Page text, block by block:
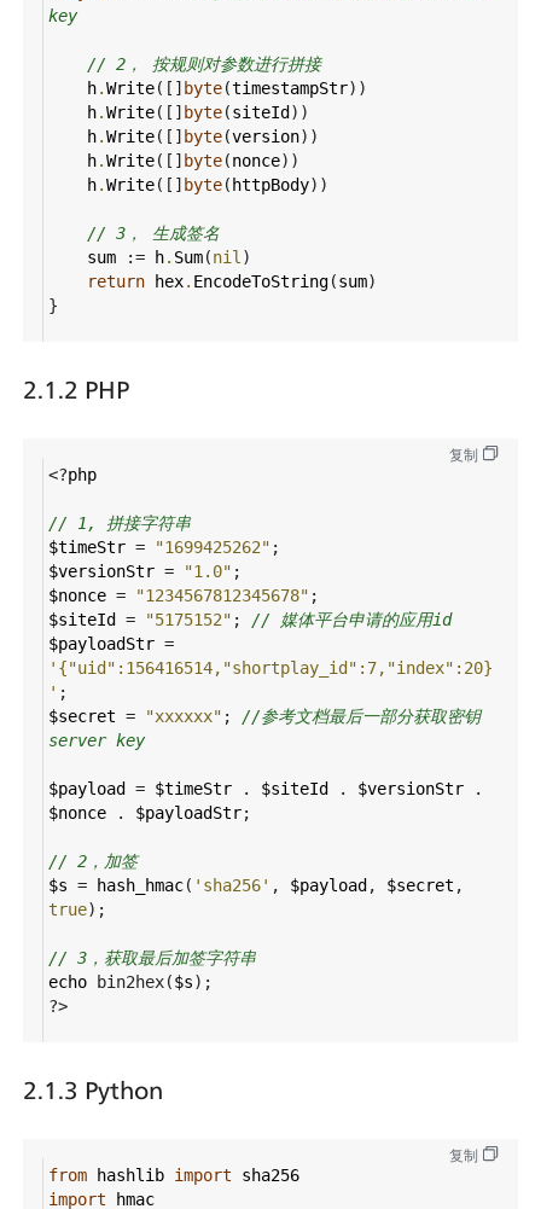
key
// 2， 按规则对参数进行拼接
h.Write([] byte(timestampStr))
h.Write([] byte(siteId ))
h.Write([] byte(version))
h.Write([] byte(nonce))
h.Write([] byte( httpBody))
// 3， 生成签名
sum := h. Sum(nil )
return
hex. EncodeToString(sum)
}
2.1.2 PHP
复制
<?php
// 1, 拼接字符串
$timeStr = "1699425262" ;
$versionStr = "1.0" ;
$nonce = "1234567812345678" ;
$siteId
= "5175152" ; // 媒体平台申请的应用id
$payloadStr =
'{"uid":156416514,"shortplay_id":7,"index":20}
' ;
$secret = "xxxxxx" ; //参考文档最后一部分获取密钥
server key
$payload = $timeStr . $siteId . $versionStr
$nonce . $payloadStr;
// 2，加签
$s = hash_hmac( 'sha256' , $payload , $secret
true);
// 3，获取最后加签字符串
echo
bin2hex($s);
?>
2.1.3 Python
复制
from hashlib import
sha256
import
hmac